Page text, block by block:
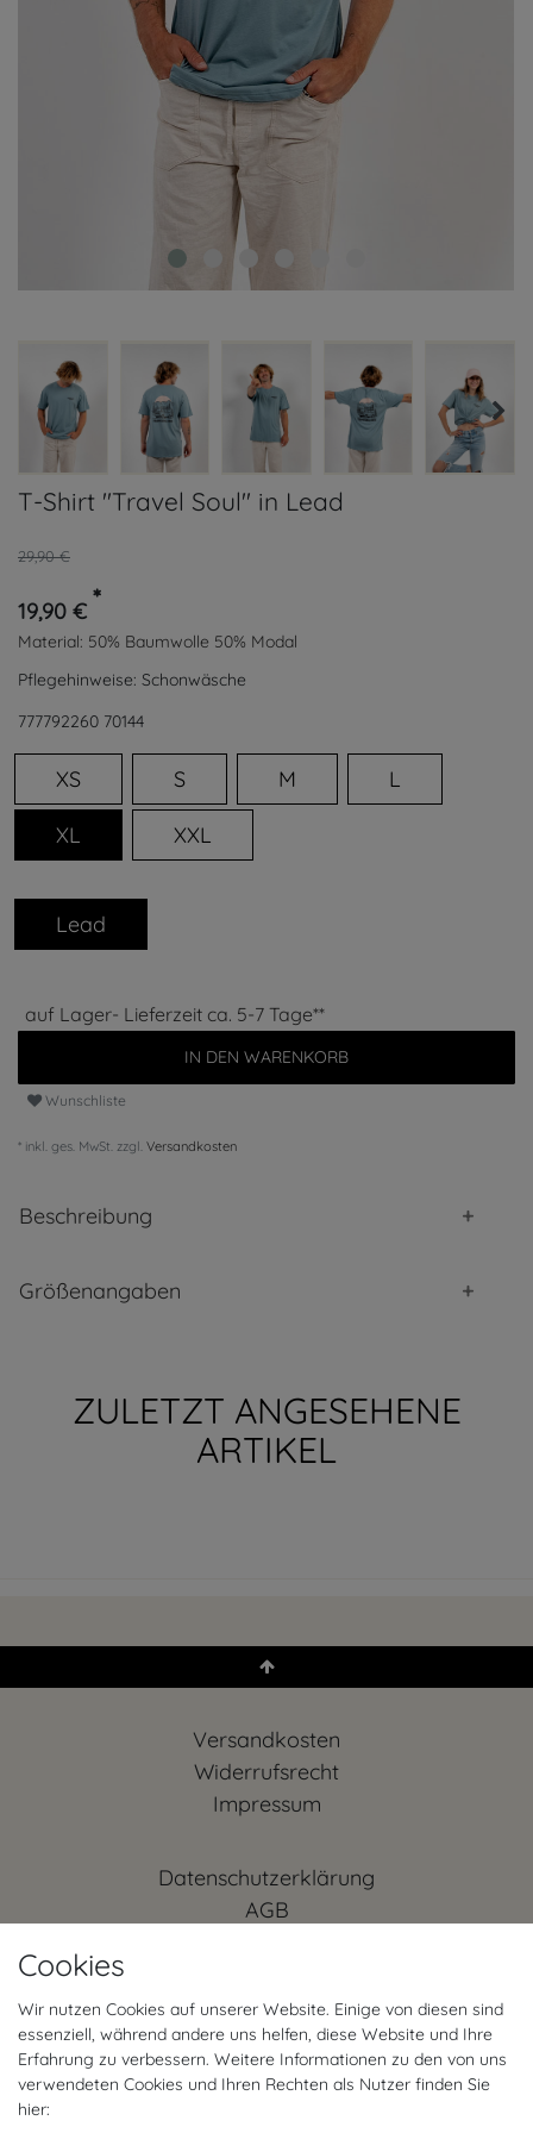
T-Shirt "Travel Soul" in Lead
29,90 €
19,90 € *
Material: 50% Baumwolle 50% Modal
Pflegehinweise: Schonwäsche
777792260 70144
XS S M L
XL XXL
Lead
auf Lager- Lieferzeit ca. 5-7 Tage**
IN DEN WARENKORB
Wunschliste
* inkl. ges. MwSt. zzgl. Versandkosten
Beschreibung
Größenangaben
ZULETZT ANGESEHENE
ARTIKEL
Versandkosten
Widerrufs­recht
Impressum
Daten­schutz­erklärung
AGB
Vertrag widerrufen
Mein Konto (anmelden)
FAQ
Cookies
Wir nutzen Cookies auf unserer Website. Einige von diesen sind
essenziell, während andere uns helfen, diese Website und Ihre
Erfahrung zu verbessern. Weitere Informationen zu den von uns
verwendeten Cookies und Ihren Rechten als Nutzer finden Sie
hier: